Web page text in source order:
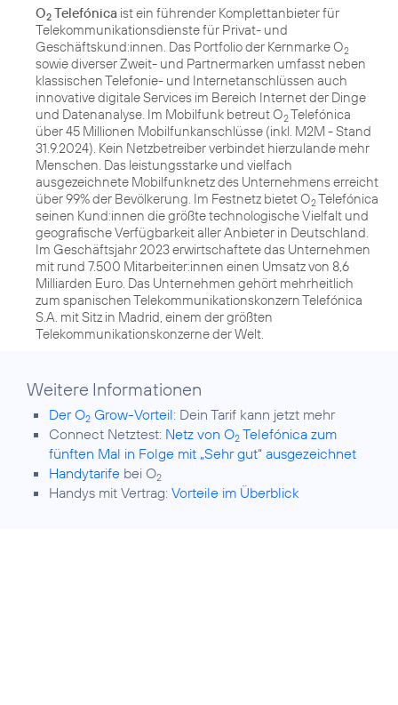
O2 Telefónica ist ein führender Komplettanbieter für
Telekommunikationsdienste für Privat- und
Geschäftskund:innen. Das Portfolio der Kernmarke O2
sowie diverser Zweit- und Partnermarken umfasst neben
klassischen Telefonie- und Internetanschlüssen auch
innovative digitale Services im Bereich Internet der Dinge
und Datenanalyse. Im Mobilfunk betreut O2Telefónica
über 45 Millionen Mobilfunkanschlüsse (inkl. M2M - Stand
31.9.2024). Kein Netzbetreiber verbindet hierzulande mehr
Menschen. Das leistungsstarke und vielfach
ausgezeichnete Mobilfunknetz des Unternehmens erreicht
über 99% der Bevölkerung. Im Festnetz bietet O2Telefónica
seinen Kund:innen die größte technologische Vielfalt und
geografische Verfügbarkeit aller Anbieter in Deutschland.
Im Geschäftsjahr 2023 erwirtschaftete das Unternehmen
mit rund 7.500 Mitarbeiter:innen einen Umsatz von 8,6
Milliarden Euro. Das Unternehmen gehört mehrheitlich
zum spanischen Telekommunikationskonzern Telefónica
S.A. mit Sitz in Madrid, einem der größten
Telekommunikationskonzerne der Welt.
Weitere Informationen
Der O2 Grow-Vorteil: Dein Tarif kann jetzt mehr
Connect Netztest: Netz von O2 Telefónica zum
fünften Mal in Folge mit „Sehr gut“ ausgezeichnet
Handytarife bei O2
Handys mit Vertrag: Vorteile im Überblick